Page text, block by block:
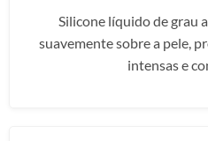
Silicone líquido de grau
suavemente sobre a pele,
intensas e